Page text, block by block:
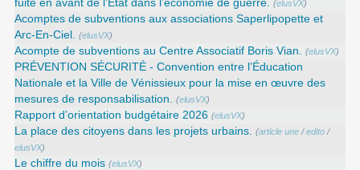
fuite en avant de l’Etat dans l’économie de guerre.
(elusVX)
Acomptes de subventions aux associations Saperlipopette et
Arc-En-Ciel.
(elusVX)
Acompte de subventions au Centre Associatif Boris Vian. (elusVX)
PRÉVENTION SÉCURITÉ - Convention entre l’Éducation
Nationale et la Ville de Vénissieux pour la mise en œuvre des
mesures de responsabilisation.
(elusVX)
Rapport d’orientation budgétaire 2026 (elusVX)
La place des citoyens dans les projets urbains. (article une /edito /
elusVX)
Le chiffre du mois (elusVX)